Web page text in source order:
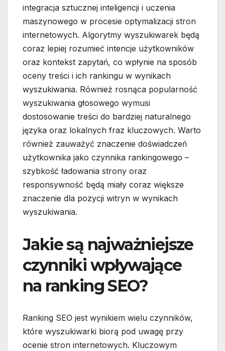
integracja sztucznej inteligencji i uczenia
maszynowego w procesie optymalizacji stron
internetowych. Algorytmy wyszukiwarek będą
coraz lepiej rozumieć intencje użytkowników
oraz kontekst zapytań, co wpłynie na sposób
oceny treści i ich rankingu w wynikach
wyszukiwania. Również rosnąca popularność
wyszukiwania głosowego wymusi
dostosowanie treści do bardziej naturalnego
języka oraz lokalnych fraz kluczowych. Warto
również zauważyć znaczenie doświadczeń
użytkownika jako czynnika rankingowego –
szybkość ładowania strony oraz
responsywność będą miały coraz większe
znaczenie dla pozycji witryn w wynikach
wyszukiwania.
Jakie są najważniejsze
czynniki wpływające
na ranking SEO?
Ranking SEO jest wynikiem wielu czynników,
które wyszukiwarki biorą pod uwagę przy
ocenie stron internetowych. Kluczowym